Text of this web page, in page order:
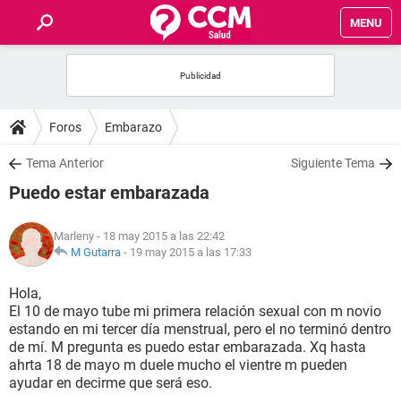
MENU
FOROS
SALUD
NUTRICIÓN
BIENESTAR
SEXUALIDAD
GLOSARIO
Foros Embarazo
Tema Anterior Siguiente Tema
Puedo estar embarazada
Marleny - 18 may 2015 a las 22:42
M Gutarra - 19 may 2015 a las 17:33
Hola,
El 10 de mayo tube mi primera relación sexual con m novio
estando en mi tercer día menstrual, pero el no terminó dentro
de mí. M pregunta es puedo estar embarazada. Xq hasta
ahrta 18 de mayo m duele mucho el vientre m pueden
ayudar en decirme que será eso.